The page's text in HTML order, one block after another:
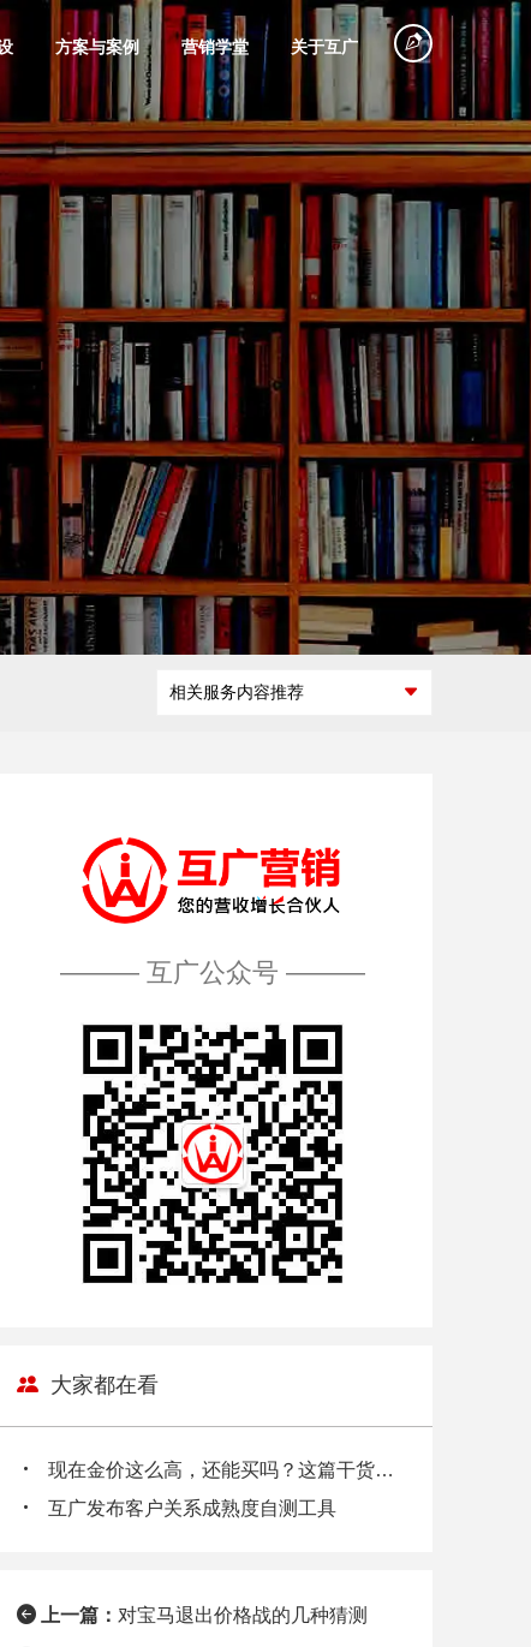
广成本
营销培训
全面提升咨询转化率
品牌广告摄制
个人IP打造
探店
网红大号营销
直播营销
网红带货
创意视频策划
种草笔记
视频号营销
百家号营销
360搜索推广
巨量引擎代运
营
磁力引擎代运
营
谷歌海外推广
(SEM)
微信广告策划
信息流广告投
影视广告投放
品牌短剧广告
故事营销
海外发稿 口碑营销
电商网站搭建
电子商务系统
定制开发
产品商城网站
建设
手机电商解决
方案
互联网广告交
易平台开发
区块链平台解
微信会员电商
平台建设
团购商城建设
微信小程序开
微官网搭建
微商城定制开
发
微活动策划
方案与案例
旅游行业
美容化妆品
粮油食品
物流运输
节能环保
五金机电
其它行业
营销学堂
据
下商业数据深度挖掘工具
品牌课堂
互广品牌经营管理研究课堂
关于互广
广告的简称，帮
蓝图
联系我们
一切从沟通开始，联系即享专属方案，
别错过！
互广能做什
么
互广做过什
么
如何开展合
怎么加入互
相关服务内容推荐
——— 互广公众号 ———
大家都在看
现在金价这么高，还能买吗？这篇干货，帮你避坑
互广发布客户关系成熟度自测工具
上一篇： 对宝马退出价格战的几种猜测